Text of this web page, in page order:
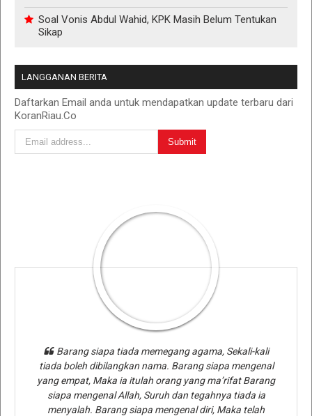
Soal Vonis Abdul Wahid, KPK Masih Belum Tentukan
Sikap
LANGGANAN BERITA
Daftarkan Email anda untuk mendapatkan update terbaru dari
KoranRiau.Co
Barang siapa tiada memegang agama, Sekali-kali
tiada boleh dibilangkan nama. Barang siapa mengenal
yang empat, Maka ia itulah orang yang ma’rifat Barang
siapa mengenal Allah, Suruh dan tegahnya tiada ia
menyalah. Barang siapa mengenal diri, Maka telah